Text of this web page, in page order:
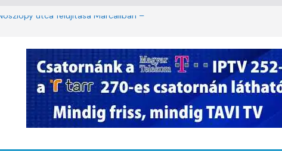
utca felújítása Marcaliban –
lakossági felháborodást váltott ki a
Marcaliban – VIDEÓ
a Balatonnál – az első félidő végén